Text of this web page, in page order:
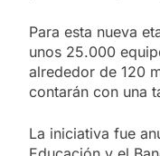
Para esta nueva
unos 25.000
alrededor de 120
contarán con una
La iniciativa fue